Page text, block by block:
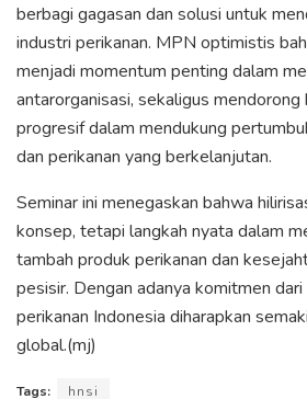
berbagi gagasan dan solusi untuk
industri perikanan. MPN optimistis
menjadi momentum penting dalam
antarorganisasi, sekaligus
progresif dalam mendukung
dan perikanan yang berkelanjutan.
Seminar ini menegaskan bahwa
konsep, tetapi langkah nyata dalam
tambah produk perikanan dan
pesisir. Dengan adanya komitmen
perikanan Indonesia diharapkan
global.(mj)
Tags: hnsi